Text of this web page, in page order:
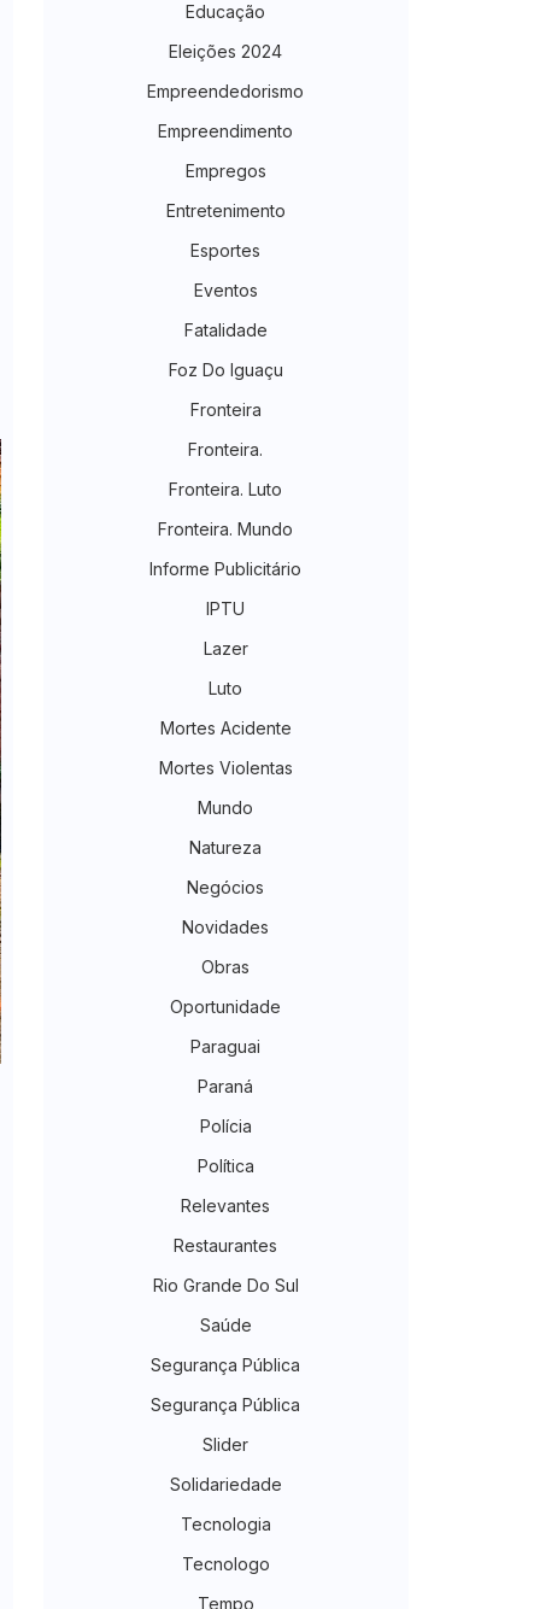
Educação
Eleições 2024
Empreendedorismo
Empreendimento
Empregos
Entretenimento
Esportes
Eventos
Fatalidade
Foz Do Iguaçu
Fronteira
Fronteira.
Fronteira. Luto
Fronteira. Mundo
Informe Publicitário
IPTU
Lazer
Luto
Mortes Acidente
Mortes Violentas
Mundo
Natureza
Negócios
Novidades
Obras
Oportunidade
Paraguai
Paraná
Polícia
Política
Relevantes
Restaurantes
Rio Grande Do Sul
Saúde
Segurança Pública
Segurança Pública
Slider
Solidariedade
Tecnologia
Tecnologo
Tempo